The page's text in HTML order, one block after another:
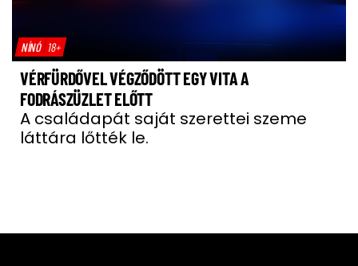
NÍNÓ 18+
VÉRFÜRDŐVEL VÉGZŐDÖTT EGY VITA A
FODRÁSZÜZLET ELŐTT
A családapát saját szerettei szeme
láttára lőtték le.